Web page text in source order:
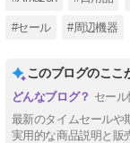
#セール #周辺機器
このブログのここ
セー
最新のタイムセールや
実用的な商品説明と販